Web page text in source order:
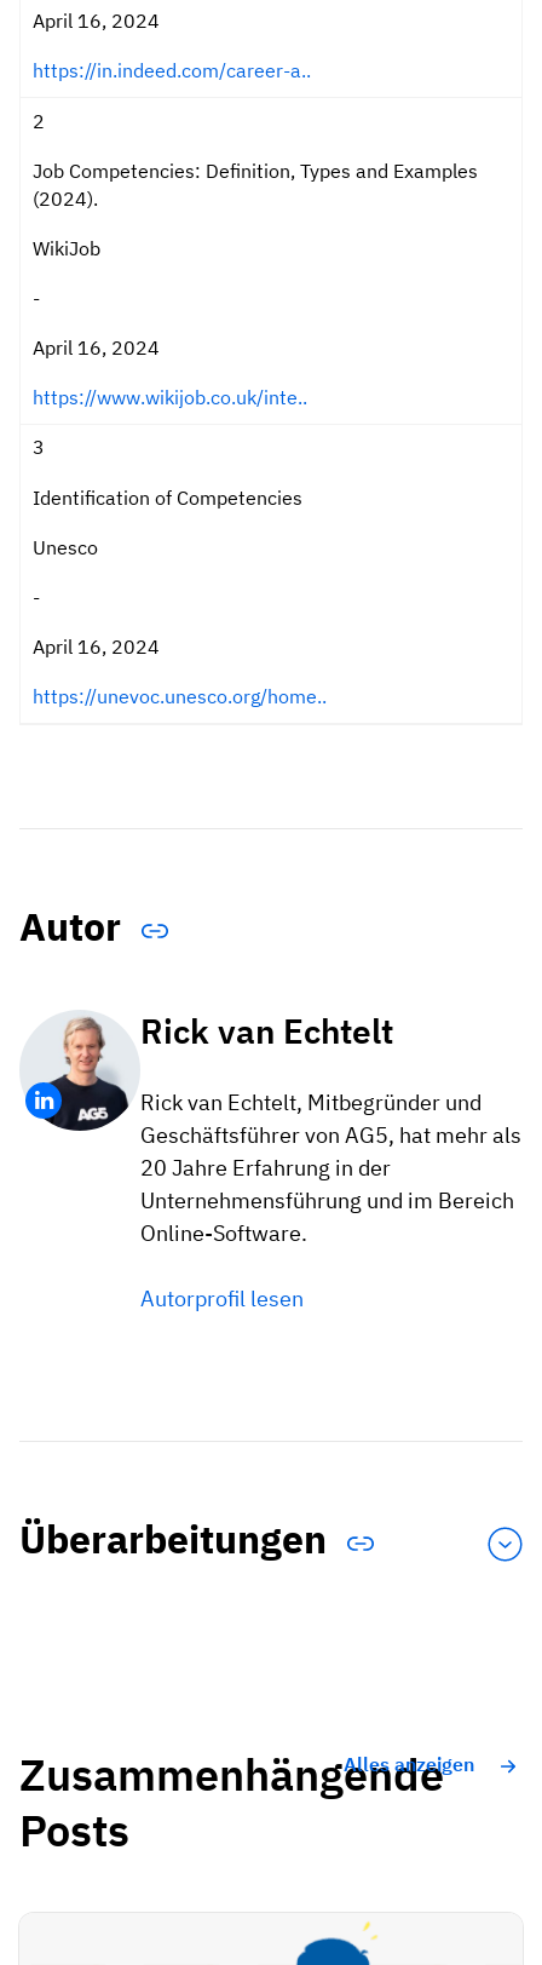
April 16, 2024
https://in.indeed.com/career-a..
2
Job Competencies: Definition, Types and Examples
(2024).
WikiJob
-
April 16, 2024
https://www.wikijob.co.uk/inte..
3
Identification of Competencies
Unesco
-
April 16, 2024
https://unevoc.unesco.org/home..
Autor
Rick van Echtelt
Rick van Echtelt, Mitbegründer und
Geschäftsführer von AG5, hat mehr als
20 Jahre Erfahrung in der
Unternehmensführung und im Bereich
Online-Software.
Autorprofil lesen
Überarbeitungen
Zusammenhängende
Posts
Alles anzeigen